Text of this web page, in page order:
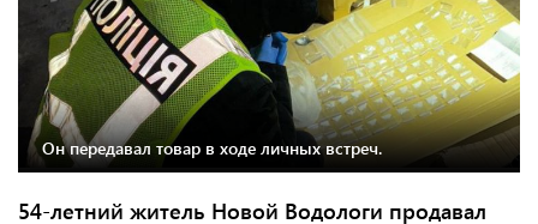
Он передавал товар в ходе личных встреч.
54-летний житель Новой Водологи продавал